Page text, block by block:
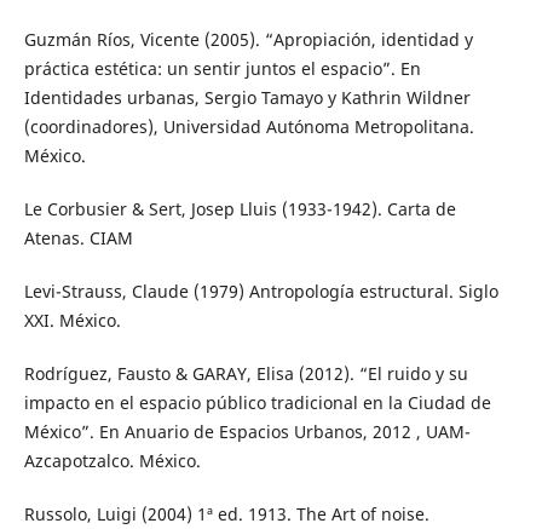
Guzmán Ríos, Vicente (2005). “Apropiación, identidad y
práctica estética: un sentir juntos el espacio”. En
Identidades urbanas, Sergio Tamayo y Kathrin Wildner
(coordinadores), Universidad Autónoma Metropolitana.
México.
Le Corbusier & Sert, Josep Lluis (1933-1942). Carta de
Atenas. CIAM
Levi-Strauss, Claude (1979) Antropología estructural. Siglo
XXI. México.
Rodríguez, Fausto & GARAY, Elisa (2012). “El ruido y su
impacto en el espacio público tradicional en la Ciudad de
México”. En Anuario de Espacios Urbanos, 2012 , UAM-
Azcapotzalco. México.
Russolo, Luigi (2004) 1ª ed. 1913. The Art of noise.